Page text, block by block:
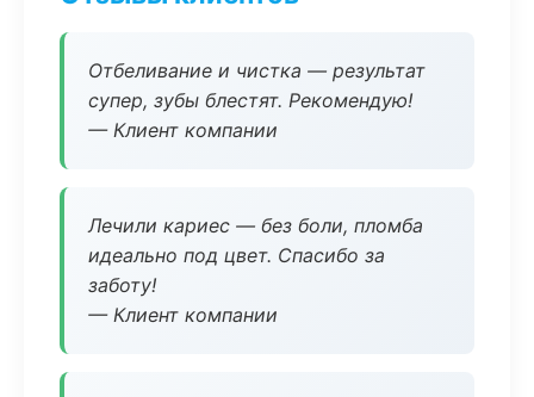
Отбеливание и чистка — результат
супер, зубы блестят. Рекомендую!
— Клиент компании
Лечили кариес — без боли, пломба
идеально под цвет. Спасибо за
заботу!
— Клиент компании